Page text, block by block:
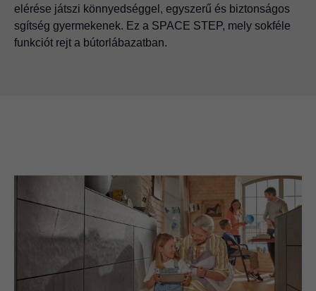
elérése játszi könnyedséggel, egyszerű és biztonságos
sgítség gyermekenek. Ez a SPACE STEP, mely sokféle
funkciót rejt a bútorlábazatban.